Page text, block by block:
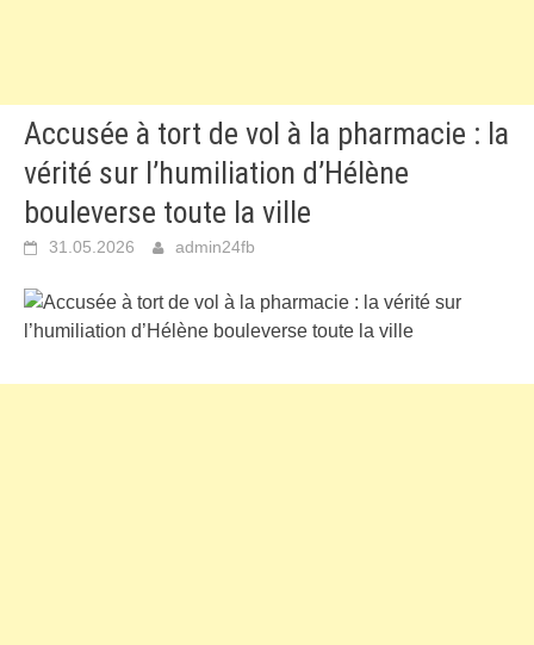
Accusée à tort de vol à la pharmacie : la
vérité sur l’humiliation d’Hélène
bouleverse toute la ville
31.05.2026 admin24fb